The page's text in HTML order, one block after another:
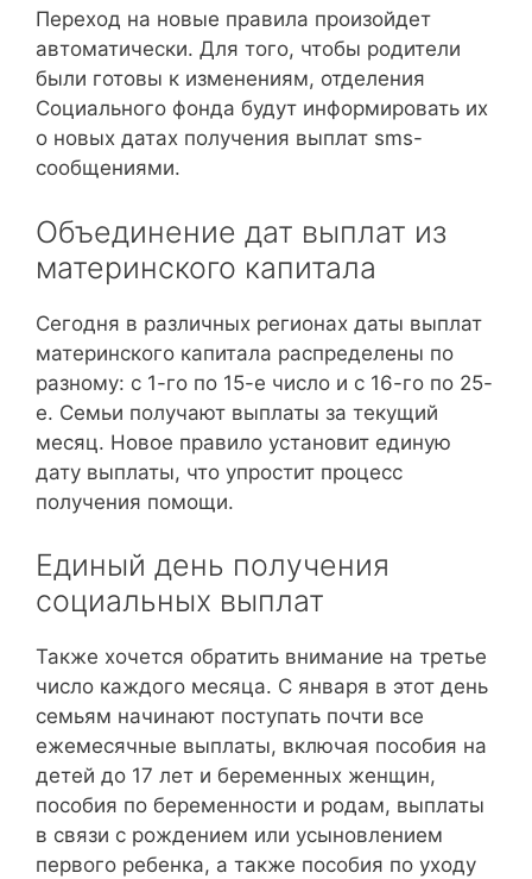
Переход на новые правила произойдет
автоматически. Для того, чтобы родители
были готовы к изменениям, отделения
Социального фонда будут информировать их
о новых датах получения выплат sms-
сообщениями.
Объединение дат выплат из
материнского капитала
Сегодня в различных регионах даты выплат
материнского капитала распределены по
разному: с 1-го по 15-е число и с 16-го по 25-
е. Семьи получают выплаты за текущий
месяц. Новое правило установит единую
дату выплаты, что упростит процесс
получения помощи.
Единый день получения
социальных выплат
Также хочется обратить внимание на третье
число каждого месяца. С января в этот день
семьям начинают поступать почти все
ежемесячные выплаты, включая пособия на
детей до 17 лет и беременных женщин,
пособия по беременности и родам, выплаты
в связи с рождением или усыновлением
первого ребенка, а также пособия по уходу